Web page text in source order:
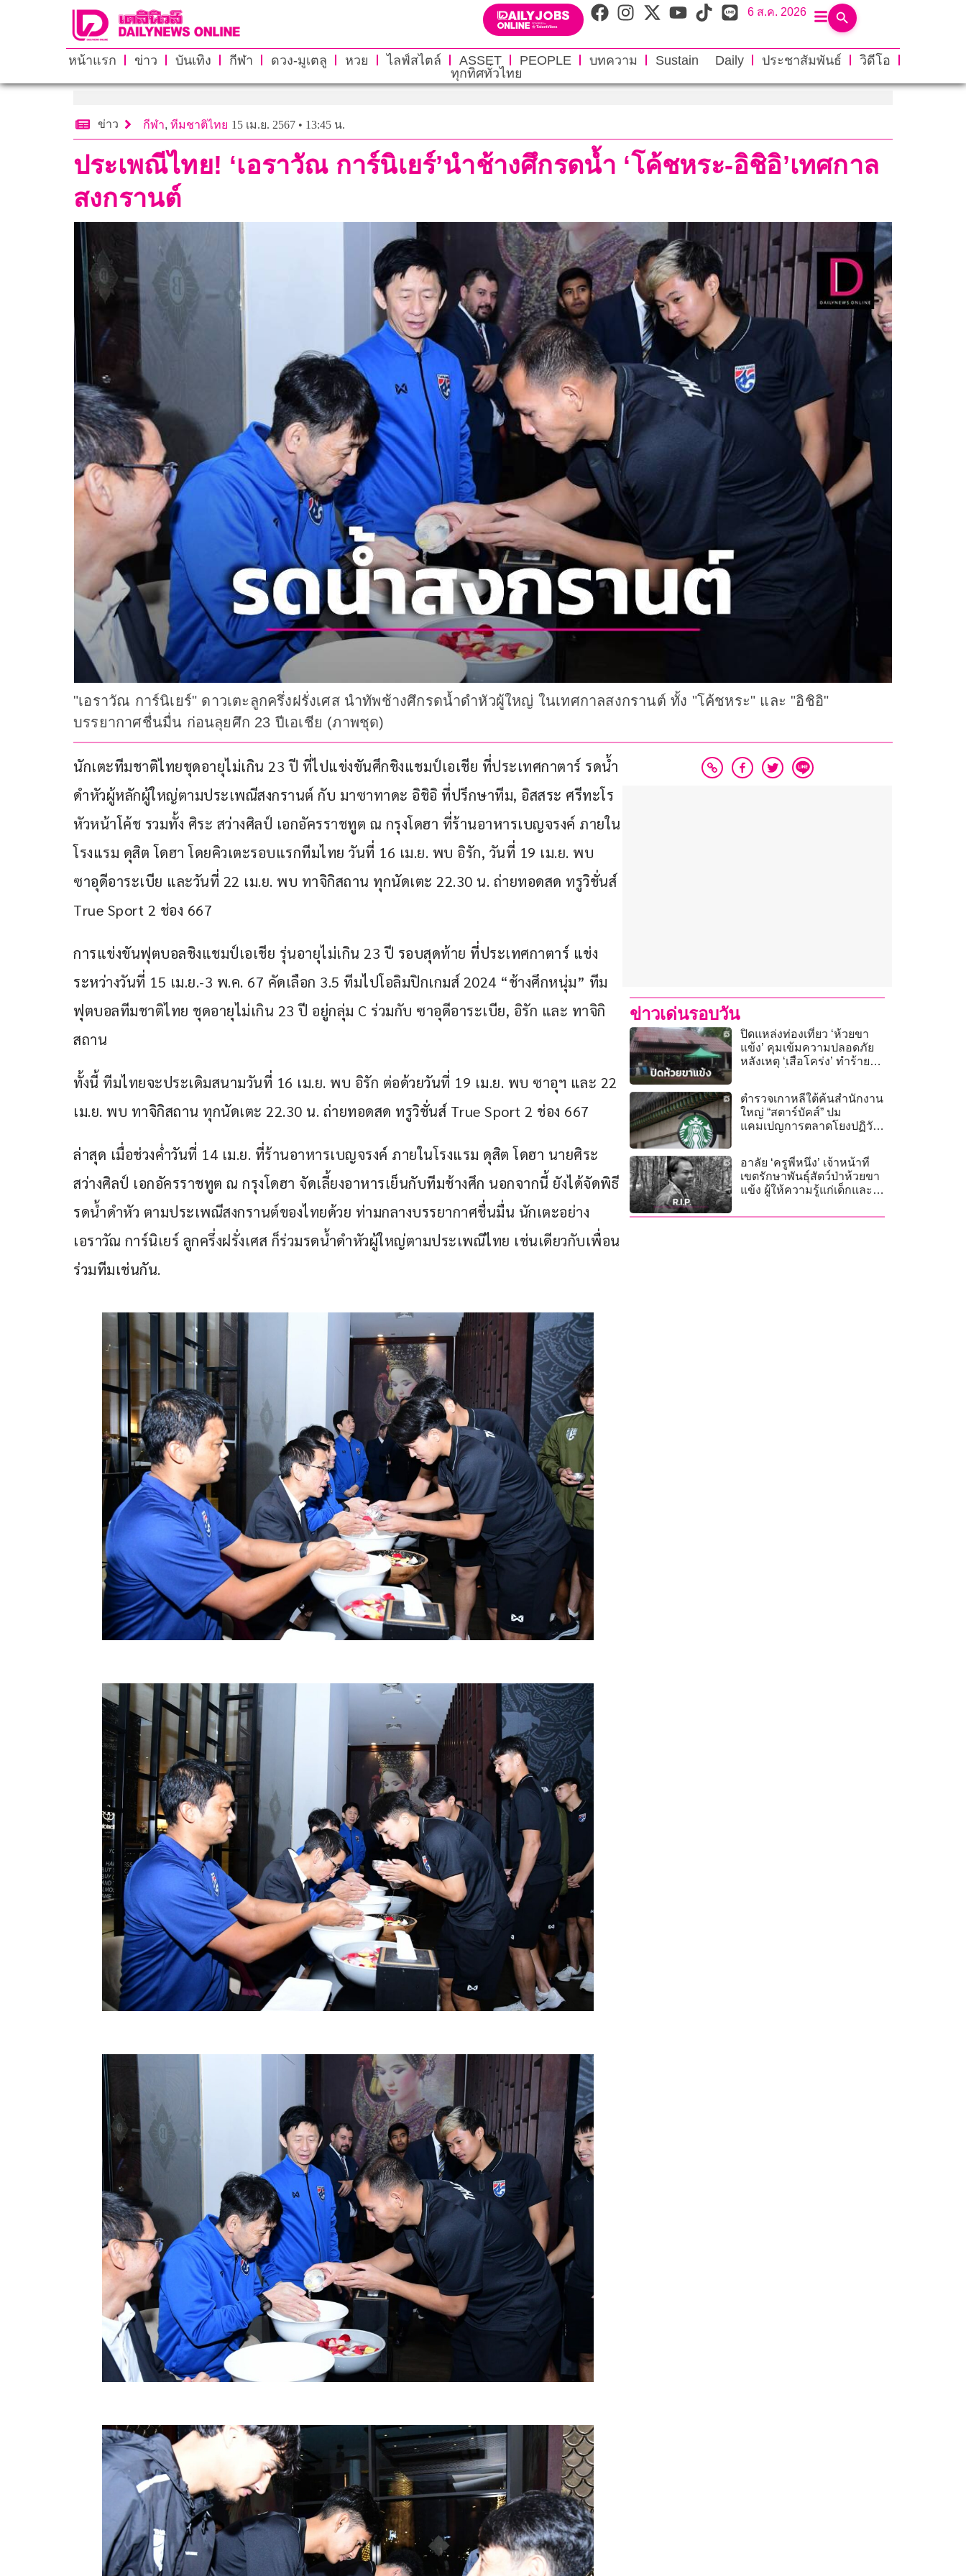
6 ส.ค. 2026
หน้าแรก ข่าว บันเทิง กีฬา ดวง-มูเตลู หวย ไลฟ์สไตล์ ASSET PEOPLE บทความ Sustain Daily ประชาสัมพันธ์
วิดีโอ
ทุกทิศทั่วไทย
ข่าว กีฬา, ทีมชาติไทย 15 เม.ย. 2567 • 13:45 น.
ประเพณีไทย! ‘เอราวัณ การ์นิเยร์’นำช้างศึกรดน้ำ ‘โค้ชหระ-อิชิอิ’เทศกาล
สงกรานต์
"เอราวัณ การ์นิเยร์" ดาวเตะลูกครึ่งฝรั่งเศส นำทัพช้างศึกรดน้ำดำหัวผู้ใหญ่ ในเทศกาลสงกรานต์ ทั้ง "โค้ชหระ" และ "อิชิอิ"
บรรยากาศชื่นมื่น ก่อนลุยศึก 23 ปีเอเชีย (ภาพชุด)
นักเตะทีมชาติไทยชุดอายุไม่เกิน 23 ปี ที่ไปแข่งขันศึกชิงแชมป์เอเชีย ที่ประเทศกาตาร์ รดน้ำ
ดำหัวผู้หลักผู้ใหญ่ตามประเพณีสงกรานต์ กับ มาซาทาดะ อิชิอิ ที่ปรึกษาทีม, อิสสระ ศรีทะโร
หัวหน้าโค้ช รวมทั้ง ศิระ สว่างศิลป์ เอกอัครราชทูต ณ กรุงโดฮา ที่ร้านอาหารเบญจรงค์ ภายใน
โรงแรม ดุสิต โดฮา โดยคิวเตะรอบแรกทีมไทย วันที่ 16 เม.ย. พบ อิรัก, วันที่ 19 เม.ย. พบ
ซาอุดีอาระเบีย และวันที่ 22 เม.ย. พบ ทาจิกิสถาน ทุกนัดเตะ 22.30 น. ถ่ายทอดสด ทรูวิชั่นส์
True Sport 2 ช่อง 667
การแข่งขันฟุตบอลชิงแชมป์เอเชีย รุ่นอายุไม่เกิน 23 ปี รอบสุดท้าย ที่ประเทศกาตาร์ แข่ง
ระหว่างวันที่ 15 เม.ย.-3 พ.ค. 67 คัดเลือก 3.5 ทีมไปโอลิมปิกเกมส์ 2024 “ช้างศึกหนุ่ม” ทีม
ฟุตบอลทีมชาติไทย ชุดอายุไม่เกิน 23 ปี อยู่กลุ่ม C ร่วมกับ ซาอุดีอาระเบีย, อิรัก และ ทาจิกิ
สถาน
ทั้งนี้ ทีมไทยจะประเดิมสนามวันที่ 16 เม.ย. พบ อิรัก ต่อด้วยวันที่ 19 เม.ย. พบ ซาอุฯ และ 22
เม.ย. พบ ทาจิกิสถาน ทุกนัดเตะ 22.30 น. ถ่ายทอดสด ทรูวิชั่นส์ True Sport 2 ช่อง 667
ล่าสุด เมื่อช่วงค่ำวันที่ 14 เม.ย. ที่ร้านอาหารเบญจรงค์ ภายในโรงแรม ดุสิต โดฮา นายศิระ
สว่างศิลป์ เอกอัครราชทูต ณ กรุงโดฮา จัดเลี้ยงอาหารเย็นกับทีมช้างศึก นอกจากนี้ ยังได้จัดพิธี
รดน้ำดำหัว ตามประเพณีสงกรานต์ของไทยด้วย ท่ามกลางบรรยากาศชื่นมื่น นักเตะอย่าง
เอราวัณ การ์นิเยร์ ลูกครึ่งฝรั่งเศส ก็ร่วมรดน้ำดำหัวผู้ใหญ่ตามประเพณีไทย เช่นเดียวกับเพื่อน
ร่วมทีมเช่นกัน.
ข่าวเด่นรอบวัน
ปิดแหล่งท่องเที่ยว ‘ห้วยขา
แข้ง’ คุมเข้มความปลอดภัย
หลังเหตุ ‘เสือโคร่ง’ ทำร้าย
ตำรวจเกาหลีใต้ค้นสำนักงาน
ใหญ่ “สตาร์บัคส์” ปม
แคมเปญการตลาดโยงปฏิวัติ
อาลัย ‘ครูพี่หนึ่ง’ เจ้าหน้าที่
เขตรักษาพันธุ์สัตว์ป่าห้วยขา
แข้ง ผู้ให้ความรู้แก่เด็กและ